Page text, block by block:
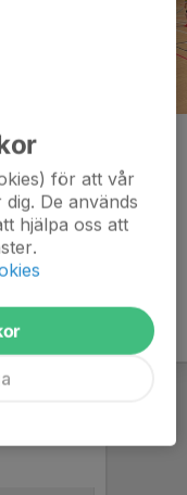
för att vår
De används
hjälpa oss att